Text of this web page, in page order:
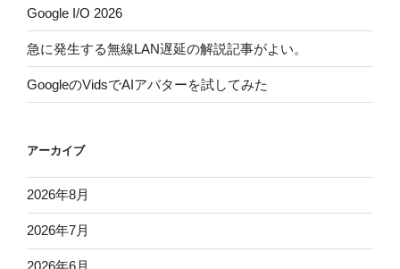
Google I/O 2026
急に発生する無線LAN遅延の解説記事がよい。
GoogleのVidsでAIアバターを試してみた
アーカイブ
2026年8月
2026年7月